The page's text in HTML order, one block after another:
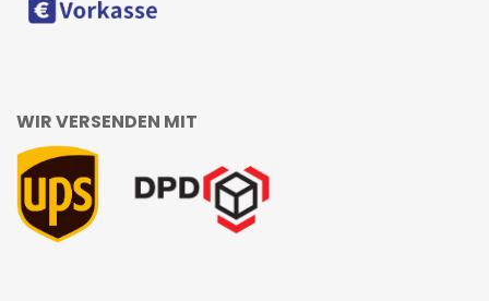
WIR VERSENDEN MIT